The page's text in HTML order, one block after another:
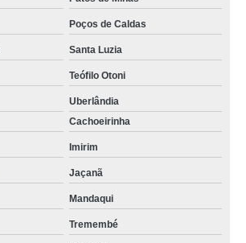
Poços de Caldas
Santa Luzia
Teófilo Otoni
Uberlândia
Cachoeirinha
Imirim
Jaçanã
Mandaqui
Tremembé